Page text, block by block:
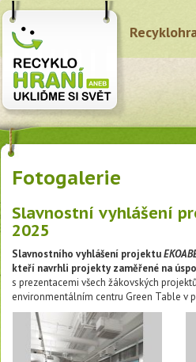
Fotogalerie
Slavnostní vyhlášení
2025
Slavnostního vyhlášení projektu
kteří navrhli projekty zaměřené na
s prezentacemi všech žákovských
environmentálním centru Green Table v